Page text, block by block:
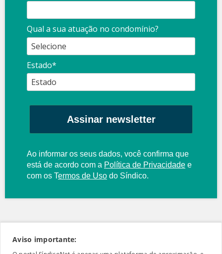
Qual a sua atuação no condomínio?
Estado*
Assinar newsletter
Ao informar os seus dados, você confirma que
está de acordo com a Política de Privacidade e
com os Termos de Uso do Síndico.
Aviso importante: